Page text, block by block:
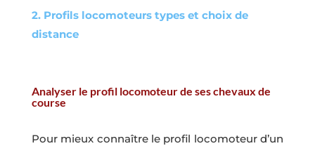
2. Profils locomoteurs types et choix de
distance
Analyser le profil locomoteur de ses chevaux de
course
Pour mieux connaître le profil locomoteur d’un